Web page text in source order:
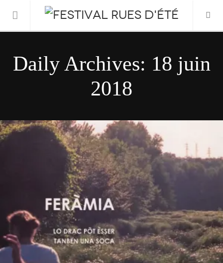
L’association
FESTIVAL 2026
Daily Archives: 18 juin
2018